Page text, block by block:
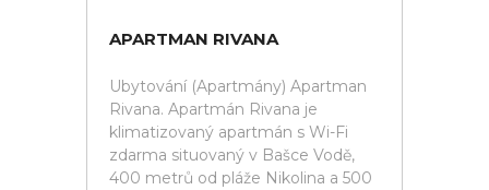
APARTMAN RIVANA
Ubytování (Apartmány) Apartman
Rivana. Apartmán Rivana je
klimatizovaný apartmán s Wi-Fi
zdarma situovaný v Bašce Vodě,
400 metrů od pláže Nikolina a 500